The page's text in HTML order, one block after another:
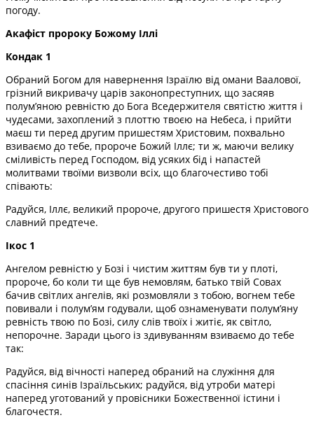
погоду.
Акафіст пророку Божому Іллі
Кондак 1
Обраний Богом для навернення Ізраїлю від омани Ваалової,
грізний викривачу царів законопреступних, що засяяв
полум’яною ревністю до Бога Вседержителя святістю життя і
чудесами, захоплений з плоттю твоєю на Небеса, і прийти
маєш ти перед другим пришестям Христовим, похвально
взиваємо до тебе, пророче Божий Іллє; ти ж, маючи велику
сміливість перед Господом, від усяких бід і напастей
молитвами твоїми визволи всіх, що благочестиво тобі
співають:
Радуйся, Іллє, великий пророче, другого пришестя Христового
славний предтече.
Ікос 1
Ангелом ревністю у Бозі і чистим життям був ти у плоті,
пророче, бо коли ти ще був немов­лям, батько твій Совах
бачив світлих ангелів, які розмовляли з тобою, вогнем тебе
повивали і полум’ям годували, щоб ознаменувати полум’яну
ревність твою по Бозі, силу слів твоїх і житіє, як світло,
непорочне. Заради цього із здивуванням взиваємо до тебе
так:
Радуйся, від вічності наперед обраний на служіння для
спасіння синів Ізраїльських; радуйся, від утроби матері
наперед уготований у провісники Божественної істини і
благочестя.